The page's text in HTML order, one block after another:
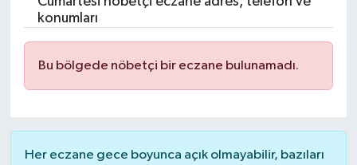
konumları
Bu bölgede nöbetçi bir eczane bulunamadı.
Her eczane gece boyunca açık olmayabilir, bazıları
Turizm